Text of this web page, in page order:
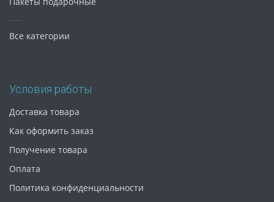
Все категории
Условия работы
Доставка товара
Как оформить заказ
Получение товара
Оплата
Политика конфиденциальности